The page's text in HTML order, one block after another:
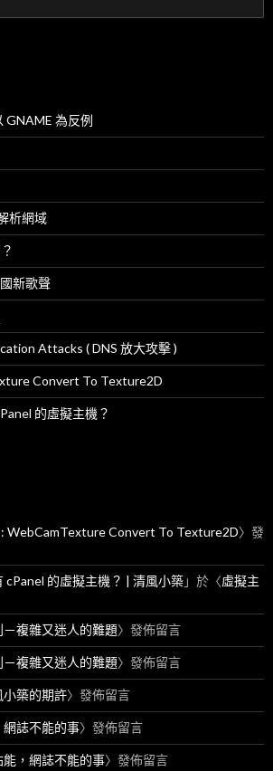
GNAME 為反例
析網域
新歌聲
Attacks ( DNS 放大攻擊 )
Convert To Texture2D
的虛擬主機？
WebCamTexture Convert To Texture2D〉發
cPanel 的虛擬主機？ | 清風小築」於〈虛擬主
－複雜又迷人的難題〉發佈留言
－複雜又迷人的難題〉發佈留言
小築的期許〉發佈留言
網誌不能的事〉發佈留言
能，網誌不能的事〉發佈留言